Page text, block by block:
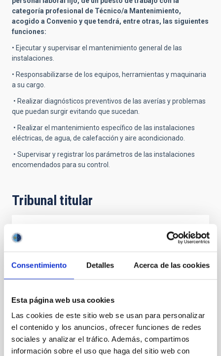
Consentimiento Detalles Acerca de las cookies
Esta página web usa cookies
Las cookies de este sitio web se usan para personalizar
el contenido y los anuncios, ofrecer funciones de redes
sociales y analizar el tráfico. Además, compartimos
información sobre el uso que haga del sitio web con
categoría profesional de Técnico/a Mantenimiento,
acogido a Convenio y que tendrá, entre otras, las siguientes
funciones:
• Ejecutar y supervisar el mantenimiento general de las
instalaciones.
• Responsabilizarse de los equipos, herramientas y maquinaria
a su cargo.
• Realizar diagnósticos preventivos de las averías y problemas
que puedan surgir evitando que sucedan.
• Realizar el mantenimiento específico de las instalaciones
eléctricas, de agua, de calefacción y aire acondicionado.
• Supervisar y registrar los parámetros de las instalaciones
encomendados para su control.
Tribunal titular
Herrera Llorente
Instituto de Astrofísica de
Canarias (IAC)
Jefe/a Departamento ORM
Secretario/a Mr. Jorge Ortega Martín
Instituto de Astrofísica de
Canarias (IAC)